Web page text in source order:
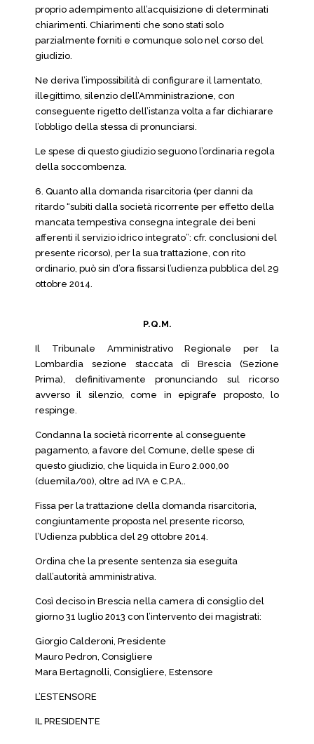
proprio adempimento all’acquisizione di determinati
chiarimenti. Chiarimenti che sono stati solo
parzialmente forniti e comunque solo nel corso del
giudizio.
Ne deriva l’impossibilità di configurare il lamentato,
illegittimo, silenzio dell’Amministrazione, con
conseguente rigetto dell’istanza volta a far dichiarare
l’obbligo della stessa di pronunciarsi.
Le spese di questo giudizio seguono l’ordinaria regola
della soccombenza.
6. Quanto alla domanda risarcitoria (per danni da
ritardo “subiti dalla società ricorrente per effetto della
mancata tempestiva consegna integrale dei beni
afferenti il servizio idrico integrato”: cfr. conclusioni del
presente ricorso), per la sua trattazione, con rito
ordinario, può sin d’ora fissarsi l’udienza pubblica del 29
ottobre 2014.
P.Q.M.
Il Tribunale Amministrativo Regionale per la
Lombardia sezione staccata di Brescia (Sezione
Prima), definitivamente pronunciando sul ricorso
avverso il silenzio, come in epigrafe proposto, lo
respinge.
Condanna la società ricorrente al conseguente
pagamento, a favore del Comune, delle spese di
questo giudizio, che liquida in Euro 2.000,00
(duemila/00), oltre ad IVA e C.P.A..
Fissa per la trattazione della domanda risarcitoria,
congiuntamente proposta nel presente ricorso,
l’Udienza pubblica del 29 ottobre 2014.
Ordina che la presente sentenza sia eseguita
dall’autorità amministrativa.
Così deciso in Brescia nella camera di consiglio del
giorno 31 luglio 2013 con l’intervento dei magistrati:
Giorgio Calderoni, Presidente
Mauro Pedron, Consigliere
Mara Bertagnolli, Consigliere, Estensore
L’ESTENSORE
IL PRESIDENTE